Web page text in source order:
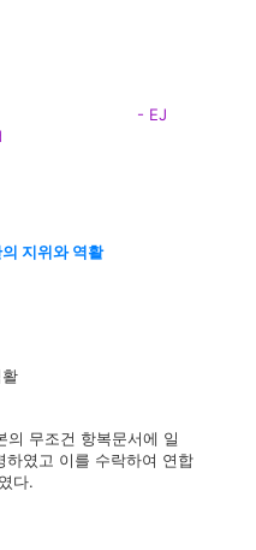
- EJ
지위와 역활
무조건 항복문서에 일
하였고 이를 수락하여 연합
다.